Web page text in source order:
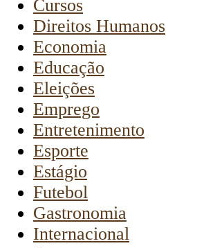
Cursos
Direitos Humanos
Economia
Educação
Eleições
Emprego
Entretenimento
Esporte
Estágio
Futebol
Gastronomia
Internacional